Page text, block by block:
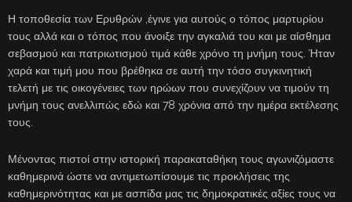
Η τοποθεσία των Ερυθρών ,έγινε για αυτούς ο τόπος μαρτυρίου
τους αλλά και ο τόπος που άνοιξε την αγκαλιά του και με αίσθημα
σεβασμού και πατριωτισμού τιμά κάθε χρόνο τη μνήμη τους. Ήταν
χαρά και τιμή μου που βρέθηκα σε αυτή την τόσο συγκινητική
τελετή με τις οικογένειες των ηρώων που συνεχίζουν να τιμούν τη
μνήμη τους ανελλιπώς εδώ και 78 χρόνια από την ημέρα εκτέλεσης
τους.
Μένοντας πιστοί στην ιστορική παρακαταθήκη τους αγωνιζόμαστε
καθημερινά ώστε να αντιμετωπίσουμε τις προκλήσεις της
καθημερινότητας και με ασπίδα μας τις δημοκρατικές αξίες τους να